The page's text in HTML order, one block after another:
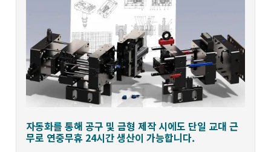
자동화를 통해 공구 및 금형 제작 시에도 단일 교대 근
무로 연중무휴 24시간 생산이 가능합니다.